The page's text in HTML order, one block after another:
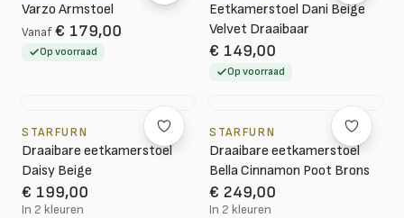
Varzo Armstoel
Vanaf € 179,00
Op voorraad
Eetkamerstoel Dani Beige
Velvet Draaibaar
€ 149,00
Op voorraad
STARFURN
Draaibare eetkamerstoel
Daisy Beige
€ 199,00
In 2 kleuren
STARFURN
Draaibare eetkamerstoel
Bella Cinnamon Poot Brons
€ 249,00
In 2 kleuren